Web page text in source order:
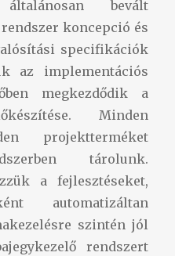
bevált
koncepció és
specifikációk
az implementációs
megkezdődik a
Minden
projektterméket
tárolunk.
a fejlesztéseket,
automatizáltan
szintén jól
rendszert